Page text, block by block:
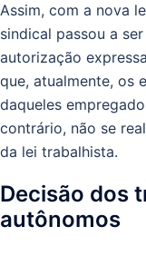
Assim, com a nova
sindical passou a
autorização
que, atualmente, os
daqueles
contrário, não se
da lei trabalhista.
Decisão dos
autônomos